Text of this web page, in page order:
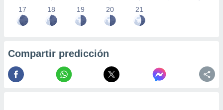
17 18 19 20 21
Compartir predicción